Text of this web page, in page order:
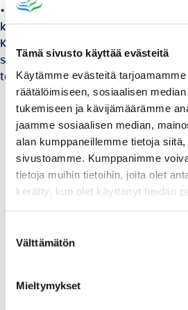
Tämä sivusto käyttää evästeitä
Käytämme evästeitä
räätälöimiseen, sosiaalisen
tukemiseen ja kävijämäärämme
jaamme sosiaalisen median,
alan kumppaneillemme tietoja
sivustoamme. Kumppanimme
tietoja muihin tietoihin, joita olet
kerätty, kun olet käyttänyt heidän
valinta
Välttämätön
Mieltymykset
• etäpalveluyhteys
kanssa
Kun asiointipiste ottaa vastaan
sopimukseen kuuluvan
tarkoitettu asia vireille.
Vanha Tampereentie 11,
asiointipiste (at) ikaalinen.fi